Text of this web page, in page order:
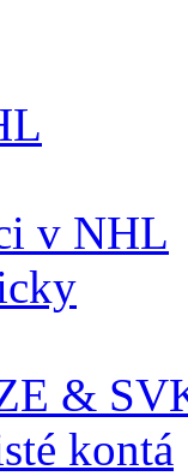
v NHL
&
kontá